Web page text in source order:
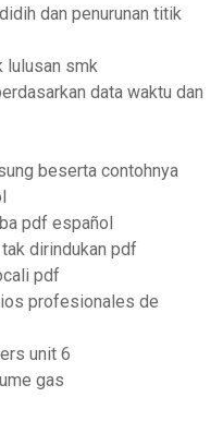
dan penurunan titik
lulusan smk
data waktu dan
beserta contohnya
pdf español
dirindukan pdf
pdf
profesionales de
unit 6
gas